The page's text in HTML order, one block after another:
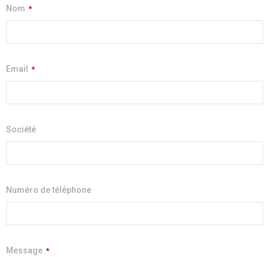
Nom *
Email *
Société
Numéro de téléphone
Message *